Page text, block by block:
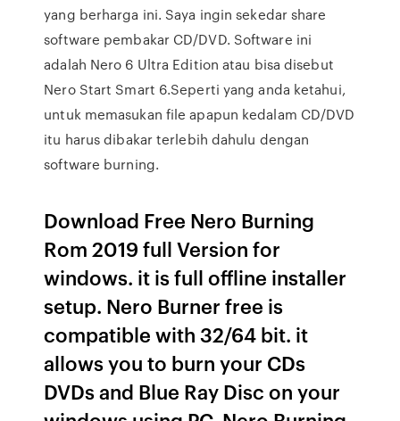
yang berharga ini. Saya ingin sekedar share
software pembakar CD/DVD. Software ini
adalah Nero 6 Ultra Edition atau bisa disebut
Nero Start Smart 6.Seperti yang anda ketahui,
untuk memasukan file apapun kedalam CD/DVD
itu harus dibakar terlebih dahulu dengan
software burning.
Download Free Nero Burning
Rom 2019 full Version for
windows. it is full offline installer
setup. Nero Burner free is
compatible with 32/64 bit. it
allows you to burn your CDs
DVDs and Blue Ray Disc on your